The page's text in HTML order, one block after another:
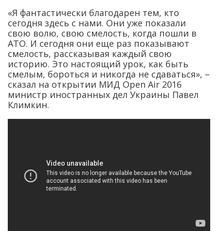
«Я фантастически благодарен тем, кто
сегодня здесь с нами. Они уже показали
свою волю, свою смелость, когда пошли в
АТО. И сегодня они еще раз показывают
смелость, рассказывая каждый свою
историю. Это настоящий урок, как быть
смелым, бороться и никогда не сдаваться», –
сказал на открытии МИД Open Air 2016
министр иностранных дел Украины Павел
Климкин.